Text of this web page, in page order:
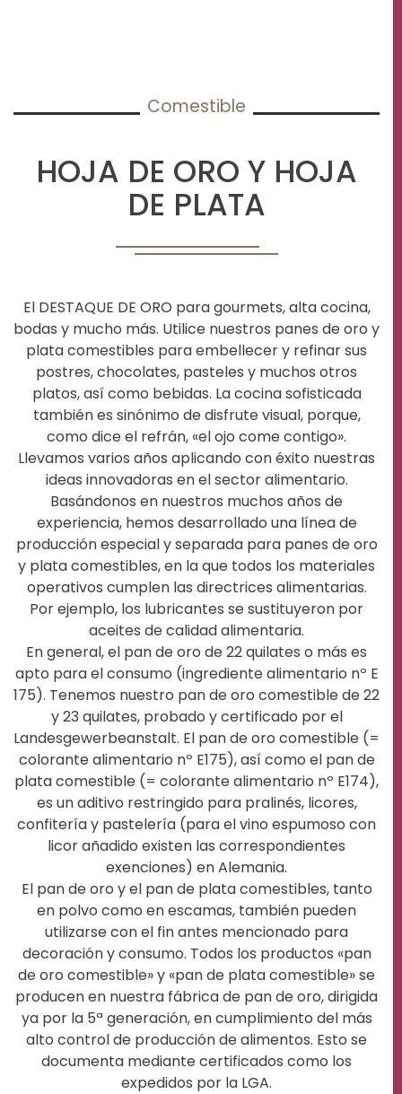
Comestible
HOJA DE ORO Y HOJA
DE PLATA
El DESTAQUE DE ORO para gourmets, alta cocina,
bodas y mucho más. Utilice nuestros panes de oro y
plata comestibles para embellecer y refinar sus
postres, chocolates, pasteles y muchos otros
platos, así como bebidas. La cocina sofisticada
también es sinónimo de disfrute visual, porque,
como dice el refrán, «el ojo come contigo».
Llevamos varios años aplicando con éxito nuestras
ideas innovadoras en el sector alimentario.
Basándonos en nuestros muchos años de
experiencia, hemos desarrollado una línea de
producción especial y separada para panes de oro
y plata comestibles, en la que todos los materiales
operativos cumplen las directrices alimentarias.
Por ejemplo, los lubricantes se sustituyeron por
aceites de calidad alimentaria.
En general, el pan de oro de 22 quilates o más es
apto para el consumo (ingrediente alimentario nº E
175). Tenemos nuestro pan de oro comestible de 22
y 23 quilates, probado y certificado por el
Landesgewerbeanstalt. El pan de oro comestible (=
colorante alimentario nº E175), así como el pan de
plata comestible (= colorante alimentario nº E174),
es un aditivo restringido para pralinés, licores,
confitería y pastelería (para el vino espumoso con
licor añadido existen las correspondientes
exenciones) en Alemania.
El pan de oro y el pan de plata comestibles, tanto
en polvo como en escamas, también pueden
utilizarse con el fin antes mencionado para
decoración y consumo. Todos los productos «pan
de oro comestible» y «pan de plata comestible» se
producen en nuestra fábrica de pan de oro, dirigida
ya por la 5ª generación, en cumplimiento del más
alto control de producción de alimentos. Esto se
documenta mediante certificados como los
expedidos por la LGA.